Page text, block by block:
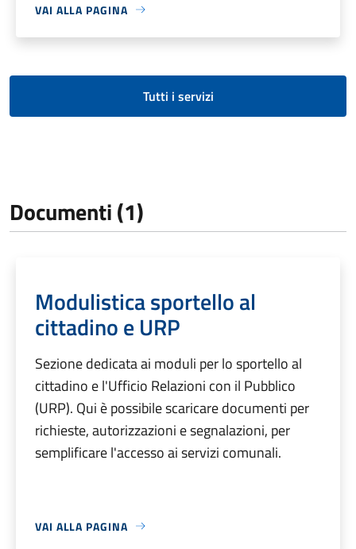
VAI ALLA PAGINA
Tutti i servizi
Documenti (1)
Modulistica sportello al
cittadino e URP
Sezione dedicata ai moduli per lo sportello al
cittadino e l'Ufficio Relazioni con il Pubblico
(URP). Qui è possibile scaricare documenti per
richieste, autorizzazioni e segnalazioni, per
semplificare l'accesso ai servizi comunali.
VAI ALLA PAGINA